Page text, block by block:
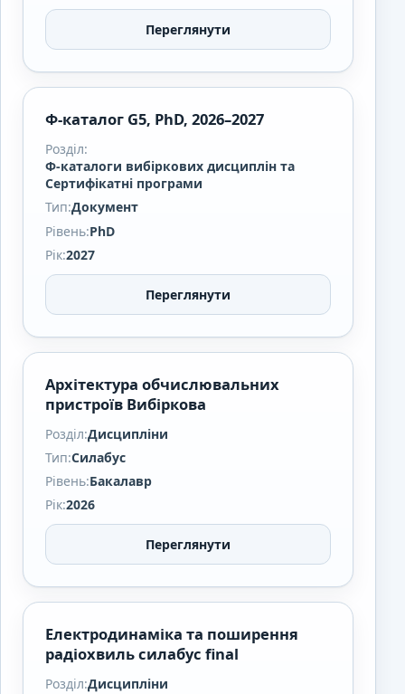
Переглянути
Ф-каталог G5, PhD, 2026–2027
Розділ:
Ф-каталоги вибіркових дисциплін та
Сертифікатні програми
Тип:Документ
Рівень:PhD
Рік:2027
Переглянути
Архітектура обчислювальних
пристроїв Вибіркова
Розділ:Дисципліни
Тип:Силабус
Рівень:Бакалавр
Рік:2026
Переглянути
Електродинаміка та поширення
радіохвиль силабус final
Розділ:Дисципліни